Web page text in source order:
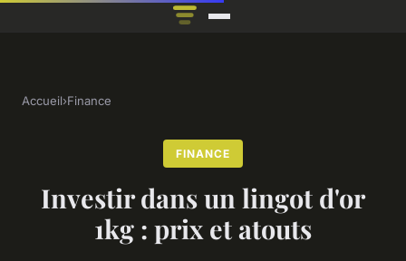
Accueil›Finance
FINANCE
Investir dans un lingot d'or
1kg : prix et atouts